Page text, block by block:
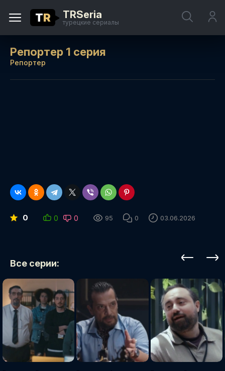
TR TRSeria
турецкие сериалы
Репортер 1 серия
Репортер
0 0 0 95 0 03.06.2026
Все серии: